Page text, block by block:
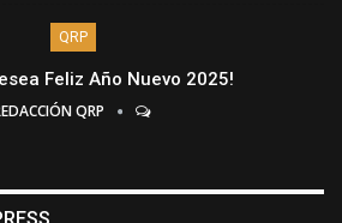
QRP
Feliz Año Nuevo 2025!
QRP